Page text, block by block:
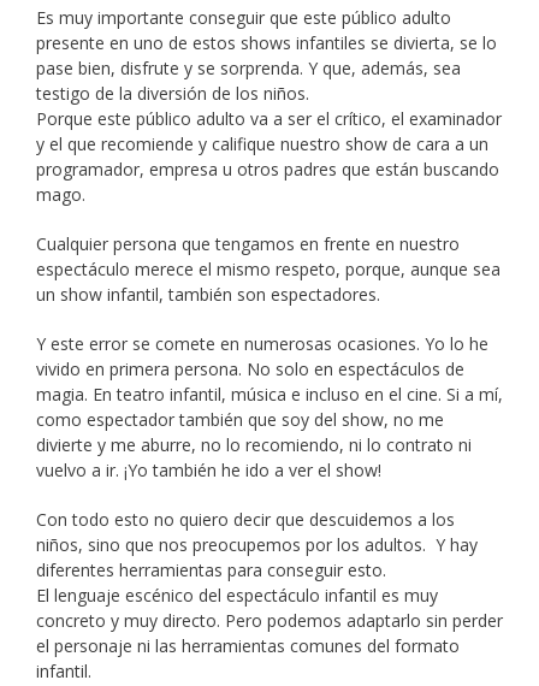
Es muy importante conseguir que este público adulto
presente en uno de estos shows infantiles se divierta, se lo
pase bien, disfrute y se sorprenda. Y que, además, sea
testigo de la diversión de los niños.
Porque este público adulto va a ser el crítico, el examinador
y el que recomiende y califique nuestro show de cara a un
programador, empresa u otros padres que están buscando
mago.
Cualquier persona que tengamos en frente en nuestro
espectáculo merece el mismo respeto, porque, aunque sea
un show infantil, también son espectadores.
Y este error se comete en numerosas ocasiones. Yo lo he
vivido en primera persona. No solo en espectáculos de
magia. En teatro infantil, música e incluso en el cine. Si a mí,
como espectador también que soy del show, no me
divierte y me aburre, no lo recomiendo, ni lo contrato ni
vuelvo a ir. ¡Yo también he ido a ver el show!
Con todo esto no quiero decir que descuidemos a los
niños, sino que nos preocupemos por los adultos. Y hay
diferentes herramientas para conseguir esto.
El lenguaje escénico del espectáculo infantil es muy
concreto y muy directo. Pero podemos adaptarlo sin perder
el personaje ni las herramientas comunes del formato
infantil.